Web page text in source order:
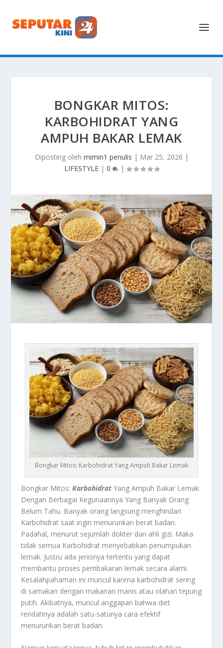
BONGKAR MITOS:
KARBOHIDRAT YANG
AMPUH BAKAR LEMAK
Diposting oleh mimin1 penulis | Mar 25, 2026 |
LIFESTYLE| 0 |
Bongkar Mitos: Karbohidrat Yang Ampuh Bakar Lemak
Bongkar Mitos:Karbohidrat Yang Ampuh Bakar Lemak
Dengan Berbagai Kegunaannya Yang Banyak Orang
Belum Tahu. Banyak orang langsung menghindari
Karbohidrat saat ingin menurunkan berat badan.
Padahal, menurut sejumlah dokter dan ahli gizi. Maka
tidak semua Karbohidrat menyebabkan penumpukan
lemak. Justru ada jenisnya tertentu yang dapat
membantu proses pembakaran lemak secara alami.
Kesalahpahaman ini muncul karena karbohidrat sering
di samakan dengan makanan manis atau olahan tepung
putih. Akibatnya, muncul anggapan bahwa diet
rendahnya adalah satu-satunya cara efektif
menurunkan berat badan.